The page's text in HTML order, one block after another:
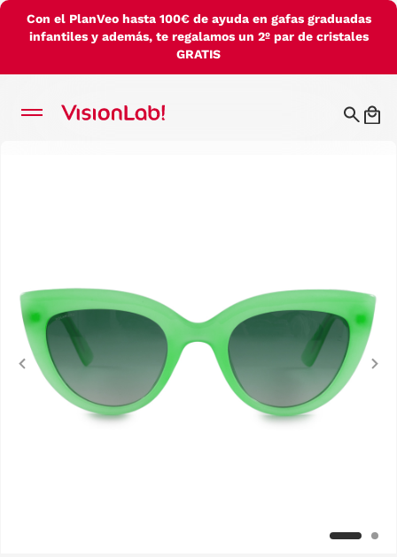
Con el PlanVeo hasta 100€ de ayuda en gafas graduadas
infantiles y además, te regalamos un 2º par de cristales
GRATIS
Previous